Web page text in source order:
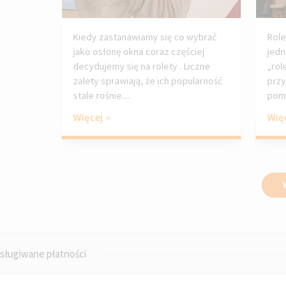
Kiedy zastanawiamy się co wybrać
jako osłonę okna coraz częściej
decydujemy się na rolety . Liczne
zalety sprawiają, że ich popularność
stale rośnie....
Więcej »
płatności